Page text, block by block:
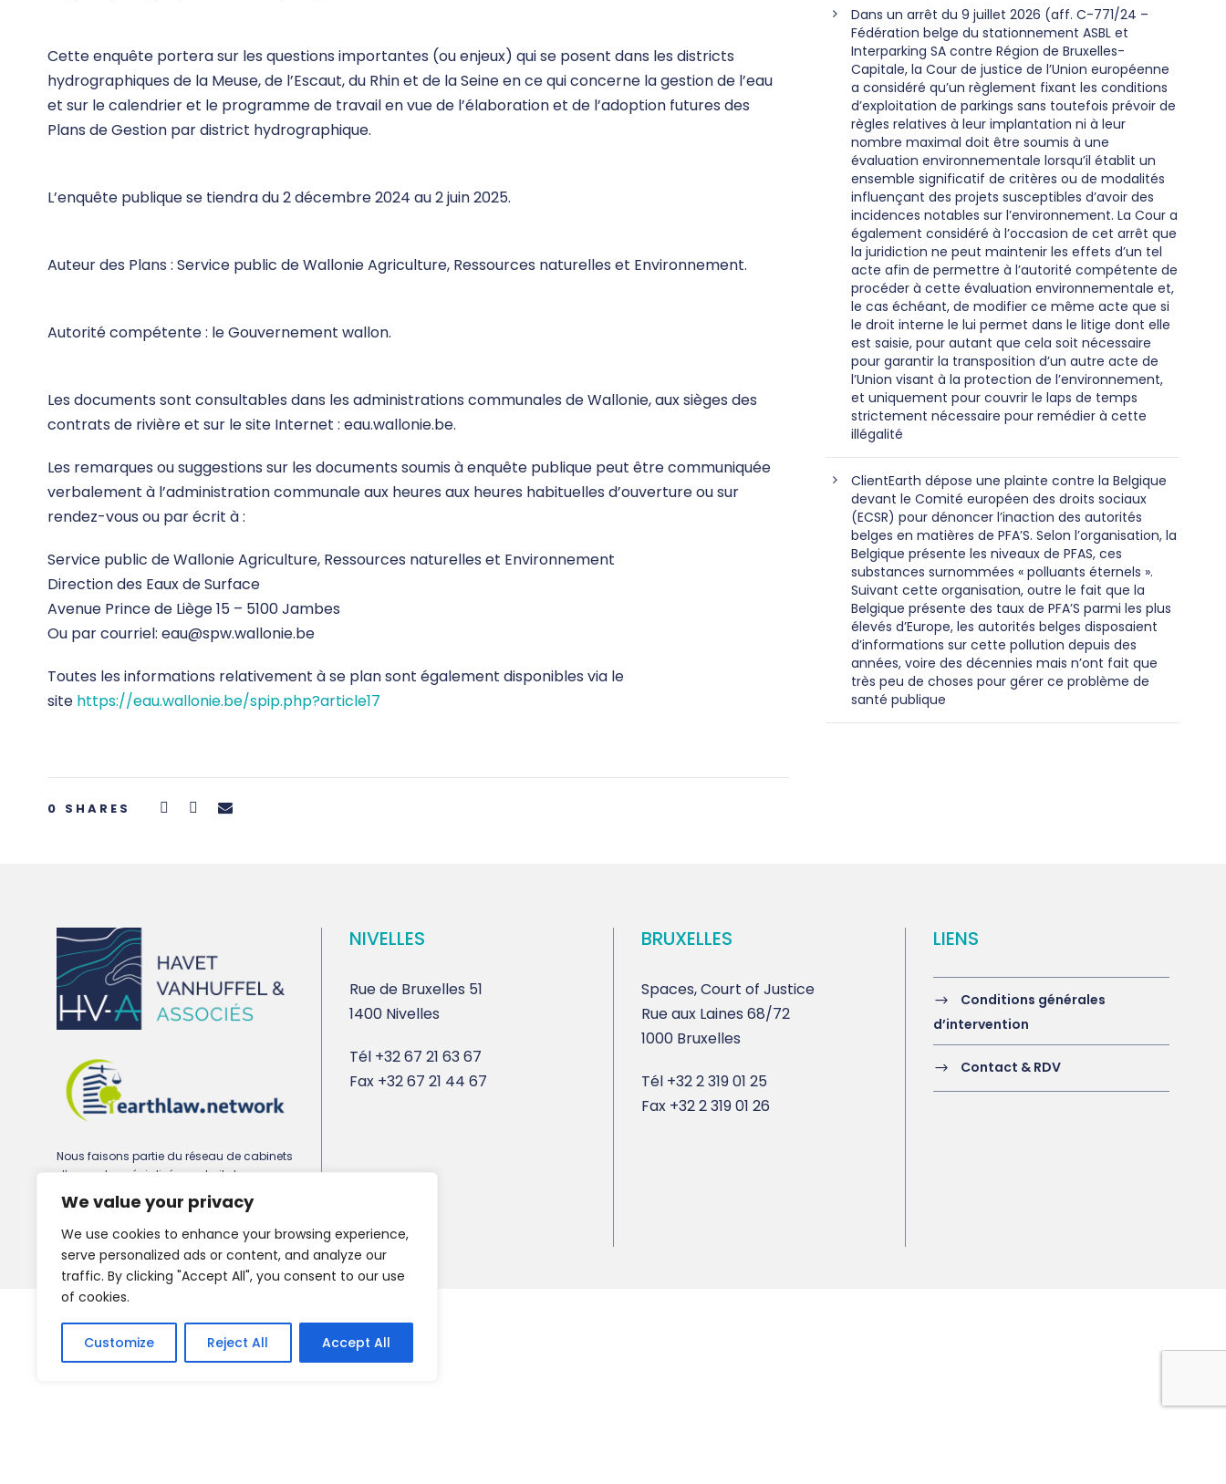
We value your privacy
We use cookies to enhance your browsing experience,
serve personalized ads or content, and analyze our
traffic. By clicking "Accept All", you consent to our use
of cookies.
Customize Reject All Accept All
Cette enquête portera sur les questions importantes (ou enjeux) qui se posent dans les districts
hydrographiques de la Meuse, de l’Escaut, du Rhin et de la Seine en ce qui concerne la gestion de l’eau
et sur le calendrier et le programme de travail en vue de l’élaboration et de l’adoption futures des
Plans de Gestion par district hydrographique.
L’enquête publique se tiendra du 2 décembre 2024 au 2 juin 2025.
Auteur des Plans : Service public de Wallonie Agriculture, Ressources naturelles et Environnement.
Autorité compétente : le Gouvernement wallon.
Les documents sont consultables dans les administrations communales de Wallonie, aux sièges des
contrats de rivière et sur le site Internet : eau.wallonie.be.
Les remarques ou suggestions sur les documents soumis à enquête publique peut être communiquée
verbalement à l’administration communale aux heures aux heures habituelles d’ouverture ou sur
rendez-vous ou par écrit à :
Service public de Wallonie Agriculture, Ressources naturelles et Environnement
Direction des Eaux de Surface
Avenue Prince de Liège 15 – 5100 Jambes
Ou par courriel: eau@spw.wallonie.be
Toutes les informations relativement à se plan sont également disponibles via le
site https://eau.wallonie.be/spip.php?article17
0 SHARES
Dans un arrêt du 9 juillet 2026 (aff. C-771/24 –
Fédération belge du stationnement ASBL et
Interparking SA contre Région de Bruxelles-
Capitale, la Cour de justice de l’Union européenne
a considéré qu’un règlement fixant les conditions
d’exploitation de parkings sans toutefois prévoir de
règles relatives à leur implantation ni à leur
nombre maximal doit être soumis à une
évaluation environnementale lorsqu’il établit un
ensemble significatif de critères ou de modalités
influençant des projets susceptibles d’avoir des
incidences notables sur l’environnement. La Cour a
également considéré à l’occasion de cet arrêt que
la juridiction ne peut maintenir les effets d’un tel
acte afin de permettre à l’autorité compétente de
procéder à cette évaluation environnementale et,
le cas échéant, de modifier ce même acte que si
le droit interne le lui permet dans le litige dont elle
est saisie, pour autant que cela soit nécessaire
pour garantir la transposition d’un autre acte de
l’Union visant à la protection de l’environnement,
et uniquement pour couvrir le laps de temps
strictement nécessaire pour remédier à cette
illégalité
ClientEarth dépose une plainte contre la Belgique
devant le Comité européen des droits sociaux
(ECSR) pour dénoncer l’inaction des autorités
belges en matières de PFA’S. Selon l’organisation, la
Belgique présente les niveaux de PFAS, ces
substances surnommées « polluants éternels ».
Suivant cette organisation, outre le fait que la
Belgique présente des taux de PFA’S parmi les plus
élevés d’Europe, les autorités belges disposaient
d’informations sur cette pollution depuis des
années, voire des décennies mais n’ont fait que
très peu de choses pour gérer ce problème de
santé publique
Nous faisons partie du réseau de cabinets
d’avocats spécialisés en droit de
l’urbanisme, de l’environnement et de
l’immobilier earthlaw.network
NIVELLES
Rue de Bruxelles 51
1400 Nivelles
Tél +32 67 21 63 67
Fax +32 67 21 44 67
BRUXELLES
Spaces, Court of Justice
Rue aux Laines 68/72
1000 Bruxelles
Tél +32 2 319 01 25
Fax +32 2 319 01 26
LIENS
Conditions générales
d’intervention
Contact & RDV
Copyright 2021 HV-A, All Right Reserved